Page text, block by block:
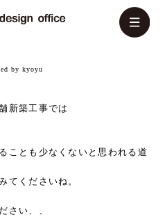
by kyoyu
新築工事では
ことも少なくないと思われる道
てくださいね。
さい、、